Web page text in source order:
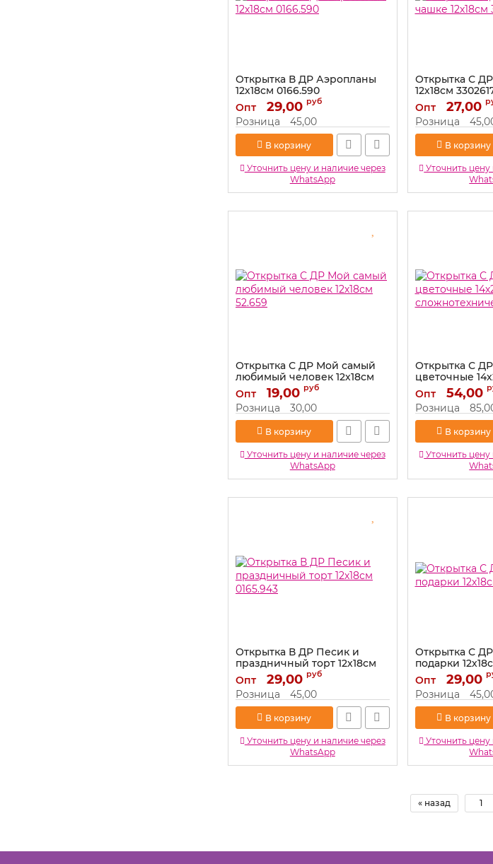
Открытка В ДР Аэропланы
12х18см 0166.590
Артикул: 0166.590
Опт 29,00 руб
Розница 45,00
В корзину
Уточнить цену и наличие через
WhatsApp
Открытка С
12х18см
Артикул: 3302617
Опт 27,00
Розница
В корзину
Уточнить
Открытка С ДР Мой самый
любимый человек 12х18см
52.659
Артикул: 52.659
Опт 19,00 руб
Розница 30,00
В корзину
Уточнить цену и наличие через
WhatsApp
Открытка С
цветочные
Артикул: 5РС-122
Опт 54,00
Розница
В корзину
Уточнить
Открытка В ДР Песик и
праздничный торт 12х18см
0165.943
Артикул: 0165.943
Опт 29,00 руб
Розница 45,00
В корзину
Уточнить цену и наличие через
WhatsApp
Открытка С
подарки
Артикул: 0166.738
Опт 29,00
Розница
В корзину
Уточнить
« назад 1